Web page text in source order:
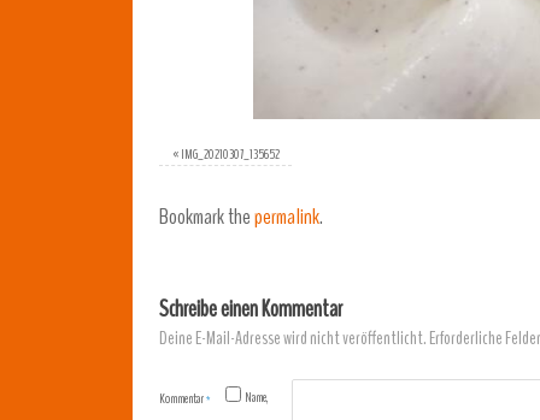
«IMG_20210307_135652
Bookmark thepermalink.
Schreibe einen Kommentar
Deine E-Mail-Adresse wird nicht veröffentlicht.Erforderliche
Kommentar*
Name,